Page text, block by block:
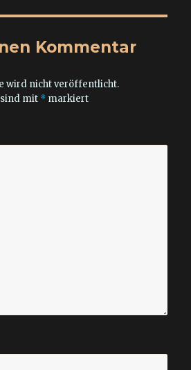
Kommentar
wird nicht veröffentlicht.
mit * markiert